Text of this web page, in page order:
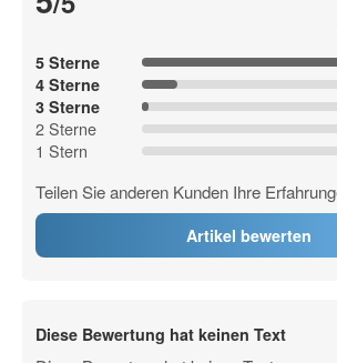
5 Sterne
4 Sterne
3 Sterne
2 Sterne
1 Stern
Teilen Sie anderen Kunden Ihre
Artikel bewerten
Diese Bewertung hat keinen Text